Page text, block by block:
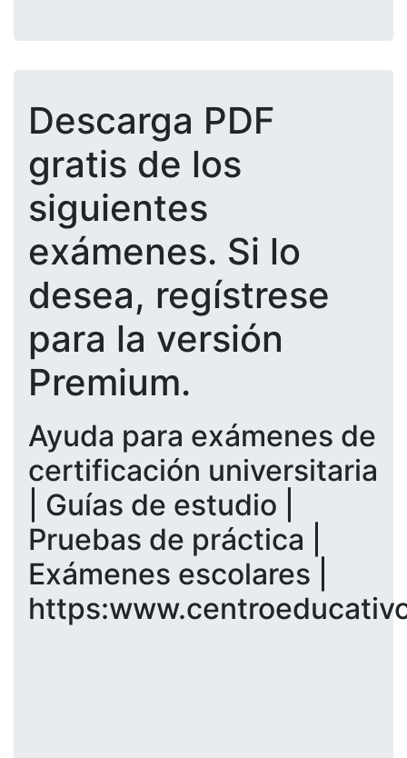
Descarga PDF
gratis de los
siguientes
exámenes. Si lo
desea, regístrese
para la versión
Premium.
Ayuda para exámenes de
certificación universitaria
| Guías de estudio |
Pruebas de práctica |
Exámenes escolares |